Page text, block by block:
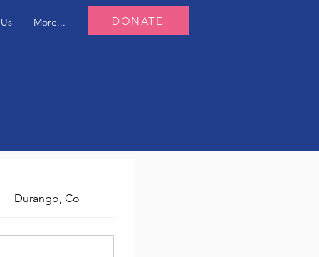
More... DONATE
Durango, Co